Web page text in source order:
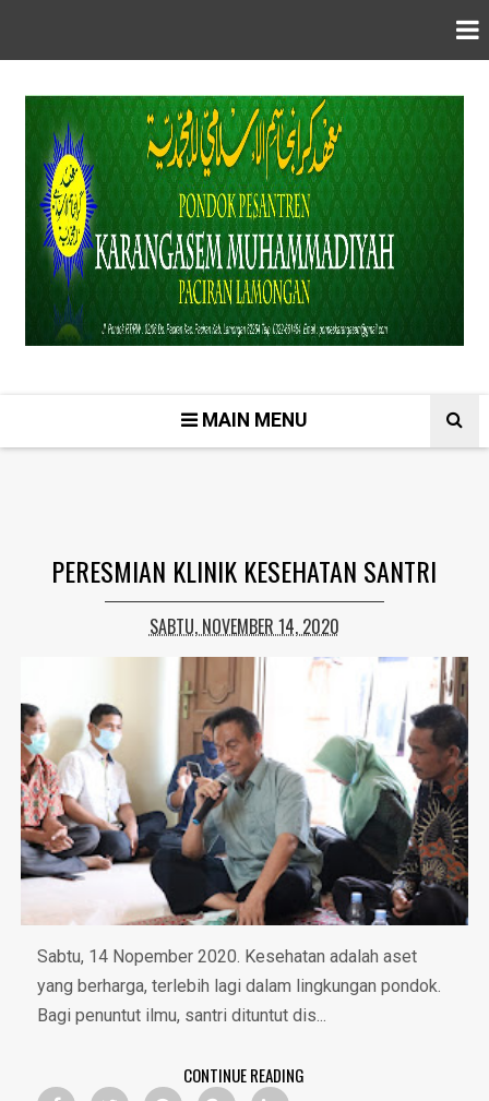
MAIN MENU
PERESMIAN KLINIK KESEHATAN SANTRI
SABTU, NOVEMBER 14, 2020
Sabtu, 14 Nopember 2020. Kesehatan adalah aset
yang berharga, terlebih lagi dalam lingkungan pondok.
Bagi penuntut ilmu, santri dituntut dis...
CONTINUE READING